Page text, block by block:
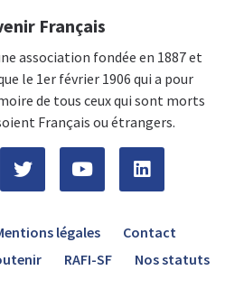
Français
association fondée en 1887 et
le 1er février 1906 qui a pour
de tous ceux qui sont morts
Français ou étrangers.
légales
Contact
RAFI-SF Nos statuts